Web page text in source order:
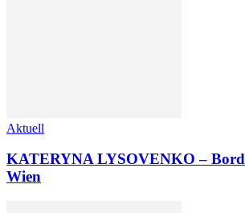
Aktuell
KATERYNA LYSOVENKO –
Wien